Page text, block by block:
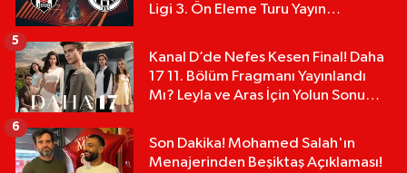
Ligi 3. Ön Eleme Turu Yayın
Kanal D’de Nefes Kesen Final! Daha
17 11. Bölüm Fragmanı Yayınlandı
Mı? Leyla ve Aras İçin Yolun Sonu
5
Son Dakika! Mohamed Salah'ın
Menajerinden Beşiktaş Açıklaması!
6